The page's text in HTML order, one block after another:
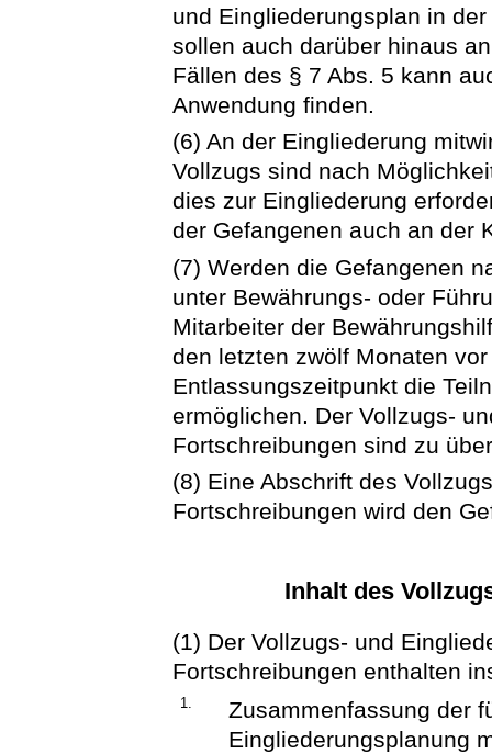
und Eingliederungsplan in
sollen auch darüber hinaus
Fällen des § 7 Abs. 5 kann
Anwendung finden.
(6) An der Eingliederung
Vollzugs sind nach
dies zur Eingliederung
der Gefangenen auch an der
(7) Werden die Gefangenen
unter Bewährungs- oder
Mitarbeiter der
den letzten zwölf Monaten
Entlassungszeitpunkt die
ermöglichen. Der Vollzugs-
Fortschreibungen sind zu
(8) Eine Abschrift des
Fortschreibungen wird den
Inhalt des
(1) Der Vollzugs- und
Fortschreibungen enthalten
1.
Zusammenfassung der
Eingliederungsplanung